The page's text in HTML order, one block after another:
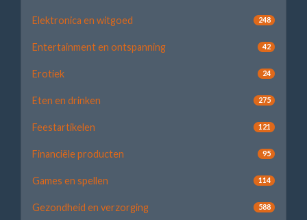
Elektronica en witgoed 248
Entertainment en ontspanning 42
Erotiek 24
Eten en drinken 275
Feestartikelen 121
Financiële producten 95
Games en spellen 114
Gezondheid en verzorging 588